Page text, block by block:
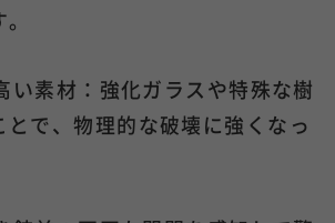
い素材：強化ガラスや特殊な樹
とで、物理的な破壊に強くなっ